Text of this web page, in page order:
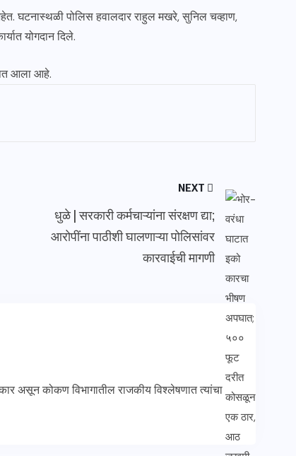
घटनास्थळी पोलिस हवालदार राहुल मखरे, सुनिल चव्हाण,
योगदान दिले.
आला आहे.
NEXT
धुळे | सरकारी कर्मचाऱ्यांना संरक्षण द्या;
आरोपींना पाठीशी घालणाऱ्या पोलिसांवर
कारवाईची मागणी
असून कोकण विभागातील राजकीय विश्लेषणात त्यांचा